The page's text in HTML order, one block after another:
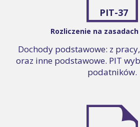
PIT-37
Rozliczenie na
Dochody podstawowe: z
oraz inne podstawowe. PIT
podatników.